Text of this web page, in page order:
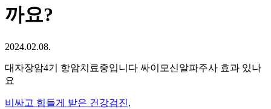
까요?
2024.02.08.
대자장암4기 항암치료중입니다 싸이모신알파주사 효과 있나
요
비싸고 힘들게 받은 건강검진,